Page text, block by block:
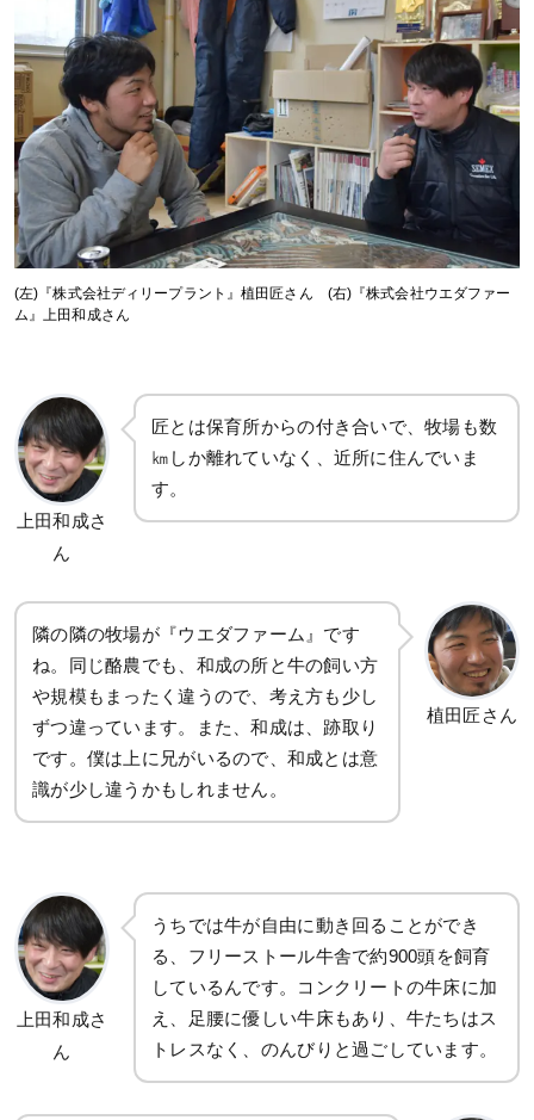
(左)『株式会社ディリープラント』植田匠さん (右)『株式会社ウエダファー
ム』上田和成さん
上田和成さ
ん
匠とは保育所からの付き合いで、牧場も数
㎞しか離れていなく、近所に住んでいま
す。
隣の隣の牧場が『ウエダファーム』です
ね。同じ酪農でも、和成の所と牛の飼い方
や規模もまったく違うので、考え方も少し
ずつ違っています。また、和成は、跡取り
です。僕は上に兄がいるので、和成とは意
識が少し違うかもしれません。
植田匠さん
上田和成さ
ん
うちでは牛が自由に動き回ることができ
る、フリーストール牛舎で約900頭を飼育
しているんです。コンクリートの牛床に加
え、足腰に優しい牛床もあり、牛たちはス
トレスなく、のんびりと過ごしています。